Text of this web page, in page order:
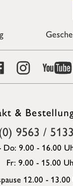
&
9563 /
Do: 9.00 - 16.00
Fr: 9.00 - 15.00
12.00 -